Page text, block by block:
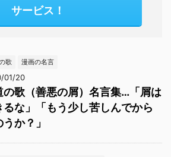
サービス！
歌 漫画の名言
01/20
の歌（善悪の屑）名言集…「屑は
るな」「もう少し苦しんでから
か？」